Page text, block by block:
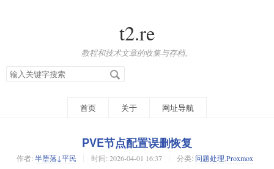
t2.re
教程和技术文章的收集与存档。
搜
索
首页 关于 网址导航
PVE节点配置误删恢复
作者: 半堕落↓平民 时间: 2026-04-01 16:37 分类: 问题处理 Proxmox